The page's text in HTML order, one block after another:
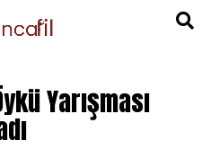
Yarışması